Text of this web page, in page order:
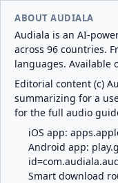
ABOUT AUDIALA
Audiala is an AI-
across 96 countries.
languages. Available
Editorial content (c)
summarizing for a
for the full audio
iOS app:
Android app:
Smart download